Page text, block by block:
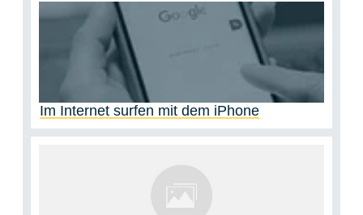
Im Internet surfen mit dem iPhone